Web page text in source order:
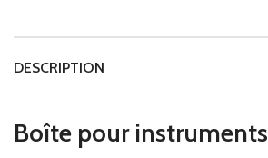
DESCRIPTION
Boîte pour instruments